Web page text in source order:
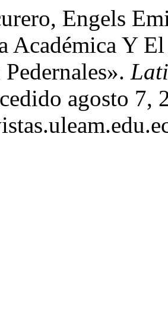
Engels
Académica Y
agosto 7,